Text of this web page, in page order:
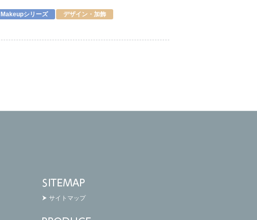
Makeupシリーズ デザイン・加飾
サイトマップ